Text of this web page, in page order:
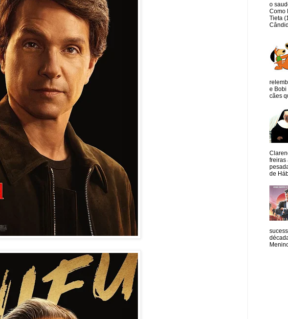
o
Como
Tieta
e Bobi
cães
freiras
de